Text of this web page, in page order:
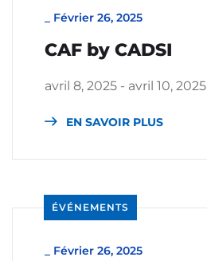
Février 26, 2025
CAF by CADSI
avril 8, 2025 - avril 10, 2025
EN SAVOIR PLUS
ÉVÉNEMENTS
Février 26, 2025